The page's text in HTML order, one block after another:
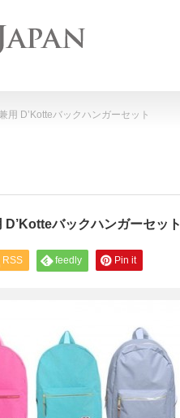
用 D’Kotteバックハンガーセット
バックハンガーセット
RSS feedly Pin it